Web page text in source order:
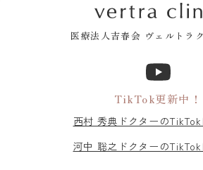
医療法人吉春会 ヴェルトラ
TikTok更新中！
西村 秀典ドクターの
河中 聡之ドクターのTikTok